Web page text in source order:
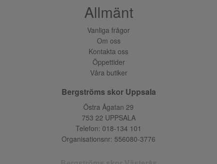
Allmänt
Vanliga frågor
Om oss
Kontakta oss
Öppettider
Våra butiker
Bergströms skor Uppsala
Östra Ågatan 29
753 22 UPPSALA
Telefon: 018-134 101
Organisationsnr: 556080-3776